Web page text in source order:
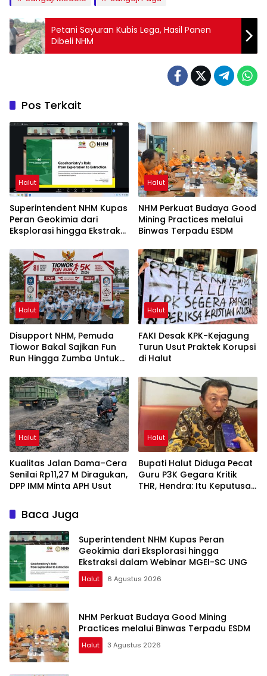
Petani Sayuran Kubis Lega, Hasil Panen
Dibeli NHM
Pos Terkait
Halut
Superintendent NHM Kupas
Peran Geokimia dari
Eksplorasi hingga Ekstraksi
UNG
Halut
NHM Perkuat Budaya Good
Mining Practices melalui
Binwas Terpadu ESDM
Halut
Disupport NHM, Pemuda
Tiowor Bakal Sajikan Fun
Run Hingga Zumba Untuk
Halut
FAKI Desak KPK-Kejagung
Turun Usut Praktek Korupsi
di Halut
Halut
Kualitas Jalan Dama–Cera
Senilai Rp11,27 M Diragukan,
DPP IMM Minta APH Usut
Halut
Bupati Halut Diduga Pecat
Guru P3K Gegara Kritik
THR, Hendra: Itu Keputusan
Baca Juga
Superintendent NHM Kupas Peran
Geokimia dari Eksplorasi hingga
Ekstraksi dalam Webinar MGEI-SC UNG
Halut 6 Agustus 2026
NHM Perkuat Budaya Good Mining
Practices melalui Binwas Terpadu ESDM
Halut 3 Agustus 2026